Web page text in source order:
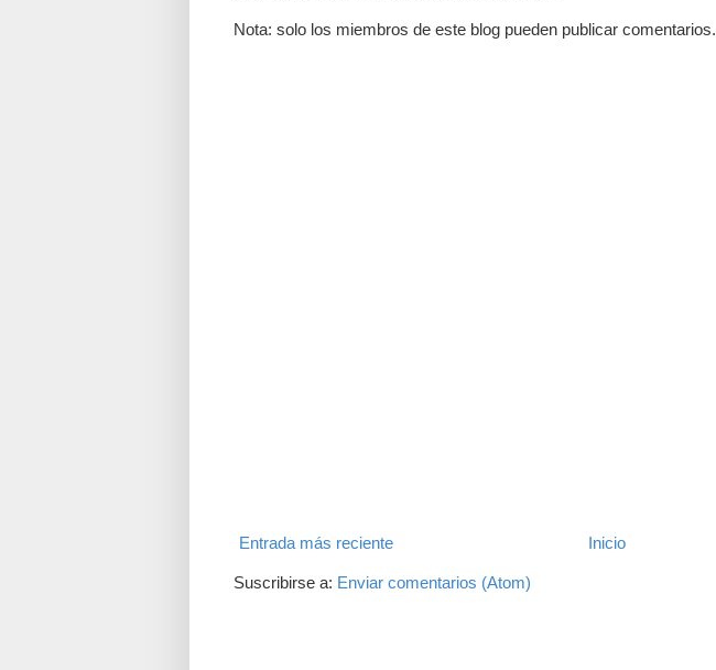
Nota: solo los miembros de este blog pueden publicar comentarios.
Entrada más reciente Inicio
Suscribirse a: Enviar comentarios (Atom)